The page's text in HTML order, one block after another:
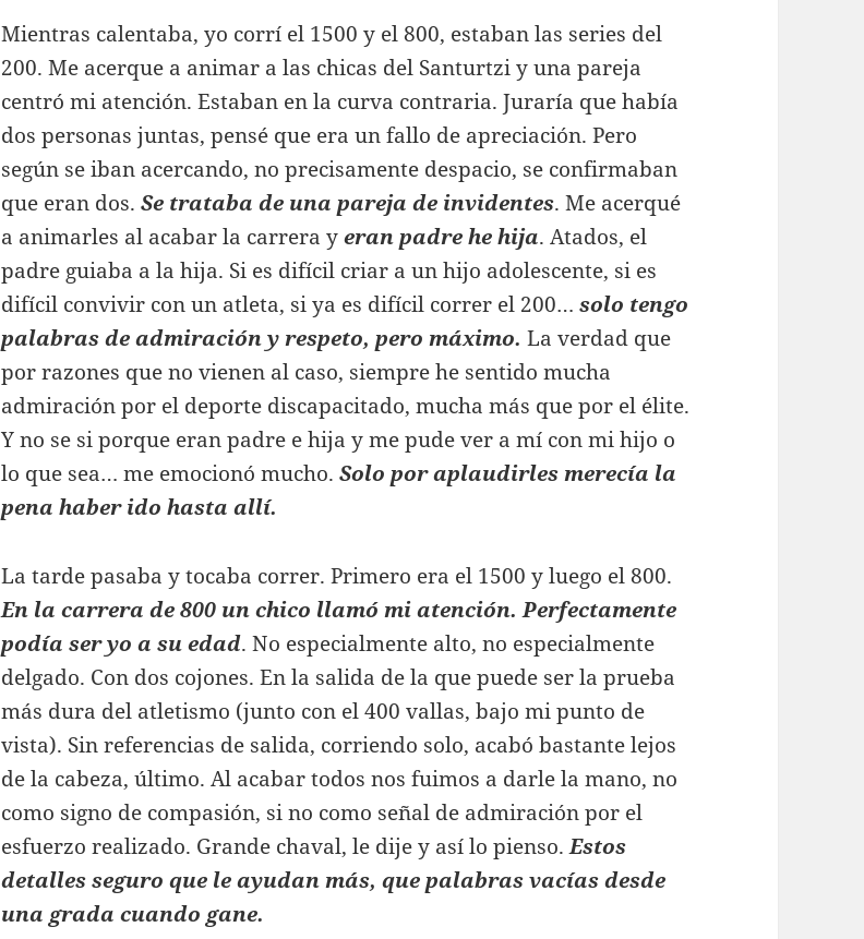
Mientras calentaba, yo corrí el 1500 y el 800, estaban las series del
200. Me acerque a animar a las chicas del Santurtzi y una pareja
centró mi atención. Estaban en la curva contraria. Juraría que había
dos personas juntas, pensé que era un fallo de apreciación. Pero
según se iban acercando, no precisamente despacio, se confirmaban
que eran dos.Se trataba de una pareja de invidentes. Me acerqué
a animarles al acabar la carrera yeran padre he hija. Atados, el
padre guiaba a la hija. Si es difícil criar a un hijo adolescente, si es
difícil convivir con un atleta, si ya es difícil correr el 200…solo tengo
palabras de admiración y respeto, pero máximo. La verdad que
por razones que no vienen al caso, siempre he sentido mucha
admiración por el deporte discapacitado, mucha más que por el élite.
Y no se si porque eran padre e hija y me pude ver a mí con mi hijo o
lo que sea… me emocionó mucho.Solo por aplaudirles merecía la
pena haber ido hasta allí.
La tarde pasaba y tocaba correr. Primero era el 1500 y luego el 800.
En la carrera de 800 un chico llamó mi atención. Perfectamente
podía ser yo a su edad. No especialmente alto, no especialmente
delgado. Con dos cojones. En la salida de la que puede ser la prueba
más dura del atletismo (junto con el 400 vallas, bajo mi punto de
vista). Sin referencias de salida, corriendo solo, acabó bastante lejos
de la cabeza, último. Al acabar todos nos fuimos a darle la mano, no
como signo de compasión, si no como señal de admiración por el
esfuerzo realizado. Grande chaval, le dije y así lo pienso.Estos
detalles seguro que le ayudan más, que palabras vacías desde
una grada cuando gane.